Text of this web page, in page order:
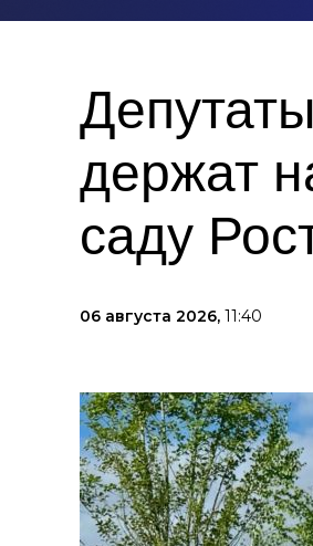
держат
саду
06 августа 2026, 11:40